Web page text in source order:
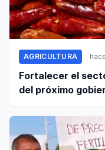
AGRICULTURA
Fortalecer el
del próximo